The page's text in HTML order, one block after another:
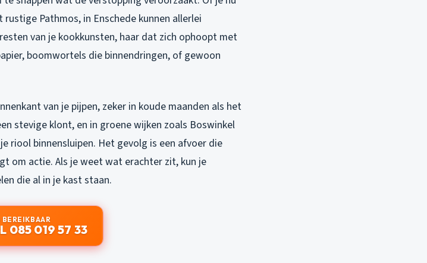
Pathmos, in Enschede kunnen allerlei
van je kookkunsten, haar dat zich ophoopt met
boomwortels die binnendringen, of gewoon
van je pijpen, zeker in koude maanden als het
stevige klont, en in groene wijken zoals Boswinkel
riool binnensluipen. Het gevolg is een afvoer die
om actie. Als je weet wat erachter zit, kun je
die al in je kast staan.
BEREIKBAAR
085 019 57 33